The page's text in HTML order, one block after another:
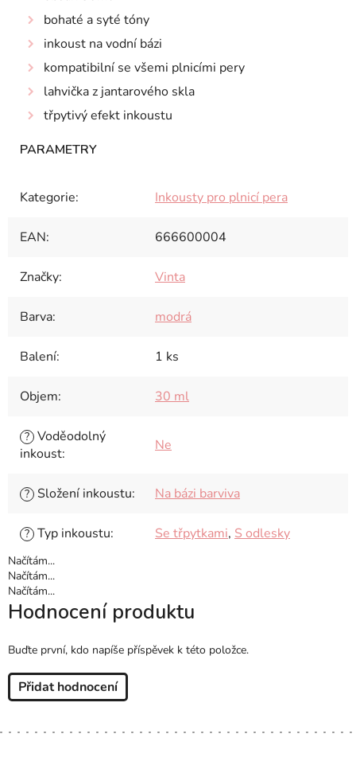
bohaté a syté tóny
inkoust na vodní bázi
kompatibilní se všemi plnicími pery
lahvička z jantarového skla
třpytivý efekt inkoustu
Kategorie: Inkousty pro plnicí pera
EAN: 666600004
Značky: Vinta
Barva: modrá
Balení: 1 ks
Objem: 30 ml
? Voděodolný
inkoust: Ne
? Složení inkoustu: Na bázi barviva
? Typ inkoustu: Se třpytkami, S odlesky
Načítám...
Načítám...
Načítám...
Hodnocení produktu
Buďte první, kdo napíše příspěvek k této položce.
Přidat hodnocení